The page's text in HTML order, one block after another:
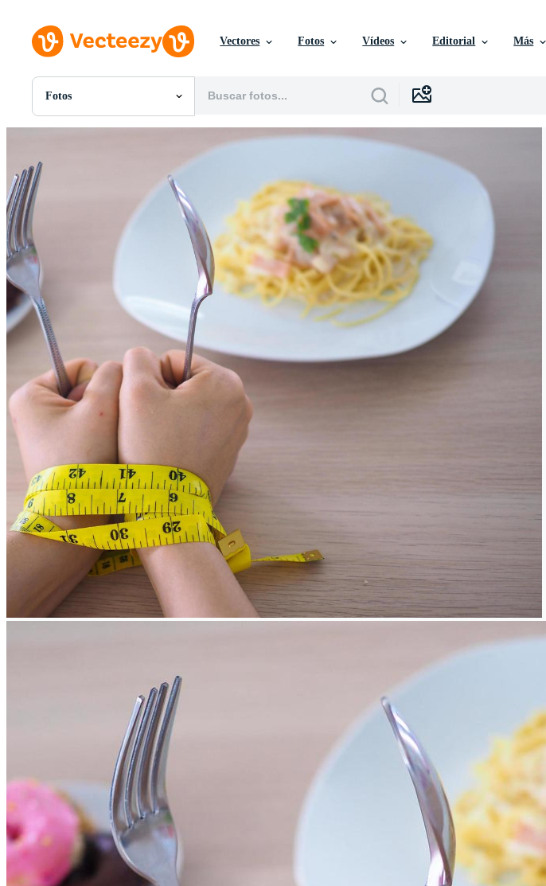
Vectores Fotos Vídeos Editorial Más
Fotos
Todas Imágenes
Gráficos en Movimiento